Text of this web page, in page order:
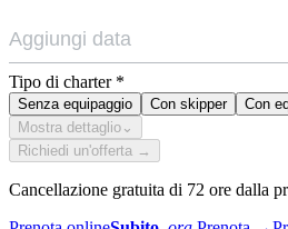
Tipo di charter *
Senza equipaggio Con skipper
Con
Mostra dettaglio ⌄
Richiedi un'offerta →
Cancellazione gratuita di 72 ore dalla